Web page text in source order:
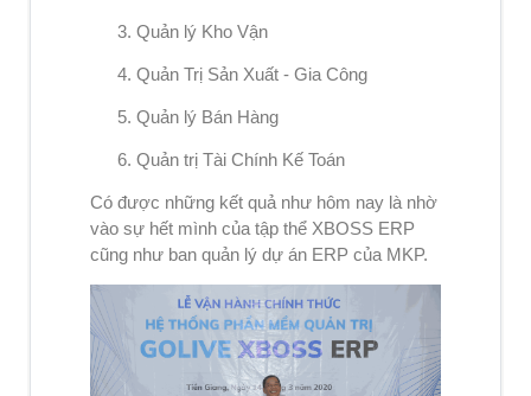
3. Quản lý Kho Vận
4. Quản Trị Sản Xuất - Gia Công
5. Quản lý Bán Hàng
6. Quản trị Tài Chính Kế Toán
Có được những kết quả như hôm nay là nhờ
vào sự hết mình của tập thể XBOSS ERP
cũng như ban quản lý dự án ERP của MKP.